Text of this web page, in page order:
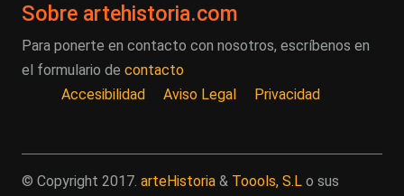
Sobre artehistoria.com
Para ponerte en contacto con nosotros, escríbenos en
el formulario de contacto
Accesibilidad
Aviso Legal Privacidad
© Copyright 2017. arteHistoria & Toools, S.L o sus